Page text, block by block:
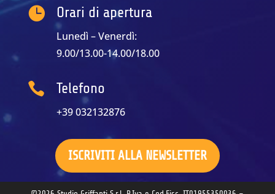
 Orari di apertura
Lunedì – Venerdì:
9.00/13.00-14.00/18.00
 Telefono
+39 032132876
ISCRIVITI ALLA NEWSLETTER